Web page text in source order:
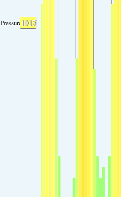
Pressure1015